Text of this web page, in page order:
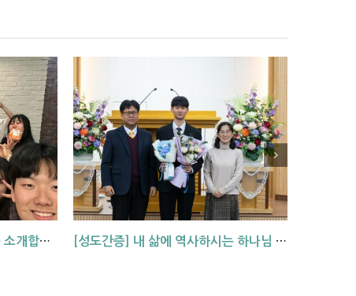
[기관소개] 광주교회 청년부를 소개합니다! [성도간증] 내 삶에 역사하시는 하나님 (김기석 신학생 간증)